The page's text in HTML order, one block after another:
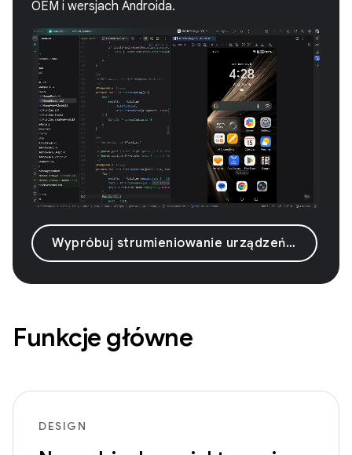
OEM i wersjach Androida.
Wypróbuj strumieniowanie urządzeń z Androidem
Funkcje główne
DESIGN